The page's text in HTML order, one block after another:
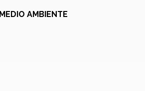
MEDIO AMBIENTE